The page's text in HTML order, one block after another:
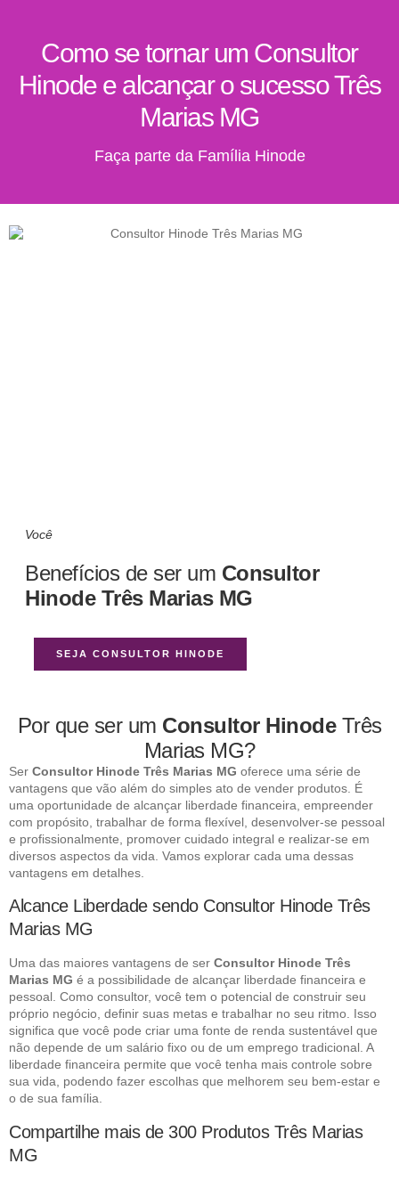
Como se tornar um Consultor
Hinode e alcançar o sucesso Três
Marias MG
Faça parte da Família Hinode
Você
Benefícios de ser um Consultor
Hinode Três Marias MG
SEJA CONSULTOR HINODE
Por que ser um Consultor HinodeTrês
Marias MG?
Ser Consultor Hinode Três Marias MG oferece uma série de
vantagens que vão além do simples ato de vender produtos. É
uma oportunidade de alcançar liberdade financeira, empreender
com propósito, trabalhar de forma flexível, desenvolver-se pessoal
e profissionalmente, promover cuidado integral e realizar-se em
diversos aspectos da vida. Vamos explorar cada uma dessas
vantagens em detalhes.
Alcance Liberdade sendo Consultor Hinode Três
Marias MG
Uma das maiores vantagens de ser Consultor Hinode Três
Marias MG é a possibilidade de alcançar liberdade financeira e
pessoal. Como consultor, você tem o potencial de construir seu
próprio negócio, definir suas metas e trabalhar no seu ritmo. Isso
significa que você pode criar uma fonte de renda sustentável que
não depende de um salário fixo ou de um emprego tradicional. A
liberdade financeira permite que você tenha mais controle sobre
sua vida, podendo fazer escolhas que melhorem seu bem-estar e
o de sua família.
Compartilhe mais de 300 Produtos Três Marias
MG